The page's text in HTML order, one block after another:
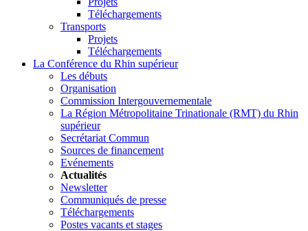
Téléchargements
Transports
Projets
Téléchargements
La Conférence du Rhin supérieur
Les débuts
Organisation
Commission Intergouvernementale
La Région Métropolitaine Trinationale (RMT) du Rhin
supérieur
Secrétariat Commun
Sources de financement
Evénements
Actualités
Newsletter
Communiqués de presse
Téléchargements
Postes vacants et stages